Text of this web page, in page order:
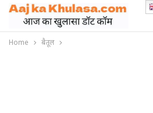
Home बैतूल